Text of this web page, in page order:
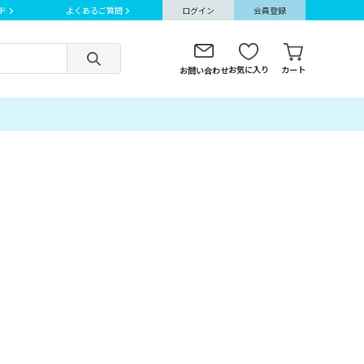
よくあるご質問 ログイン 会員登録
お問い合わせお気に入り カート